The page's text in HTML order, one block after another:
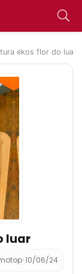
ekos flor do luar
luar
•10/06/24